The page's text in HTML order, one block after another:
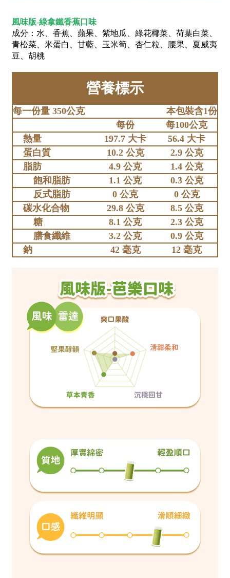
風味版-綠拿鐵香蕉口味
成分：水、香蕉、蘋果、紫地瓜、綠花椰菜、荷葉白菜、
青松菜、米蛋白、甘藍、玉米筍、杏仁粒、腰果、夏威夷
豆、胡桃
營養標示
每一份量 350公克
本包裝含1份
每份
每100公克
熱量
197.7 大卡
56.4 大卡
蛋白質
10.2 公克
2.9 公克
脂肪
4.9 公克
1.4 公克
飽和脂肪
1.1 公克
0.3 公克
反式脂肪
0 公克
0 公克
碳水化合物
29.8 公克
8.5 公克
糖
8.1 公克
2.3 公克
膳食纖維
3.2 公克
0.9 公克
鈉
42 毫克 12 毫克